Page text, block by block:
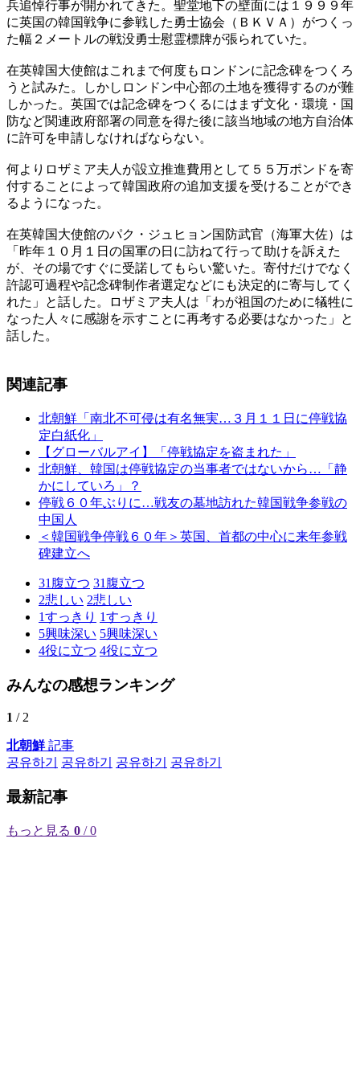
兵追悼行事が開かれてきた。聖堂地下の壁面には１９９９年
に英国の韓国戦争に参戦した勇士協会（ＢＫＶＡ）がつくっ
た幅２メートルの戦没勇士慰霊標牌が張られていた。
在英韓国大使館はこれまで何度もロンドンに記念碑をつくろ
うと試みた。しかしロンドン中心部の土地を獲得するのが難
しかった。英国では記念碑をつくるにはまず文化・環境・国
防など関連政府部署の同意を得た後に該当地域の地方自治体
に許可を申請しなければならない。
何よりロザミア夫人が設立推進費用として５５万ポンドを寄
付することによって韓国政府の追加支援を受けることができ
るようになった。
在英韓国大使館のパク・ジュヒョン国防武官（海軍大佐）は
「昨年１０月１日の国軍の日に訪ねて行って助けを訴えた
が、その場ですぐに受諾してもらい驚いた。寄付だけでなく
許認可過程や記念碑制作者選定などにも決定的に寄与してく
れた」と話した。ロザミア夫人は「わが祖国のために犠牲に
なった人々に感謝を示すことに再考する必要はなかった」と
話した。
関連記事
北朝鮮「南北不可侵は有名無実…３月１１日に停戦協
定白紙化」
【グローバルアイ】「停戦協定を盗まれた」
北朝鮮、韓国は停戦協定の当事者ではないから…「静
かにしていろ」？
停戦６０年ぶりに…戦友の墓地訪れた韓国戦争参戦の
中国人
＜韓国戦争停戦６０年＞英国、首都の中心に来年参戦
碑建立へ
31 腹立つ 31 腹立つ
2悲しい 2悲しい
1すっきり 1すっきり
5興味深い 5興味深い
4役に立つ 4役に立つ
みんなの感想ランキング
1 / 2
北朝鮮記事
공유하기
공유하기 공유하기 공유하기
最新記事
もっと見る 0 / 0